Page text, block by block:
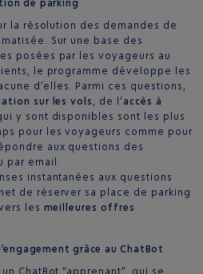
de parking
la résolution des demandes de
Sur une base des
posées par les voyageurs au
le programme développe les
d’elles. Parmi ces questions,
sur les vols , de l’accès à
y sont disponibles sont les plus
pour les voyageurs comme pour
aux questions des
par email.
instantanées aux questions
de réserver sa place de parking
les meilleures offres
grâce au ChatBot
ChatBot “apprenant”, qui se